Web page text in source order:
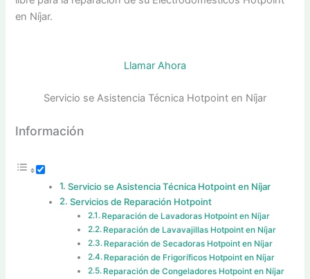
en Níjar.
Llamar Ahora
Servicio se Asistencia Técnica Hotpoint en Níjar
Información
Servicio se Asistencia Técnica Hotpoint en Níjar
Servicios de Reparación Hotpoint
Reparación de Lavadoras Hotpoint en Níjar
Reparación de Lavavajillas Hotpoint en Níjar
Reparación de Secadoras Hotpoint en Níjar
Reparación de Frigoríficos Hotpoint en Níjar
Reparación de Congeladores Hotpoint en Níjar